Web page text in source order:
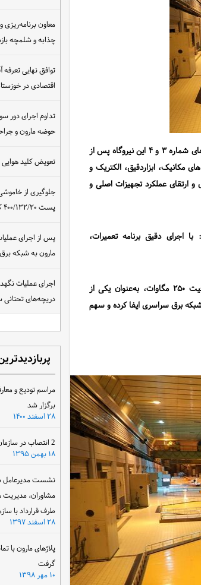
شماره۳ و۴ این نیروگاه پس از
ابزاردقیق، الکتریک و
و ارتقای عملکرد تجهیزات اصلی و
اجرای دقیق برنامه تعمیرات،
۲۵۰ مگاوات، به‌عنوان یکی از
برق سراسری ایفا کرده و سهم
معاون برنامه‌ریزی
چذابه و شلمچه
توافق نهایی
اقتصادی در
تداوم اجرای دور
حوضه مارون و
تعویض کلید
جلوگیری از
پست ۴۰۰/۱۳۲/۲۰ کیلوولت نیروگاه مسجدسلیمان
مارون به شبکه
اجرای عملیات
دریچه‌های تحتانی
مراسم تودیع و
برگزار شد
۲۸ اسفند ۱۴۰۰
2 انتصاب در سازمان آب و برق خوزستان
۱۸ بهمن ۱۳۹۵
نشست مدیرعامل
مشاوران،
طرف قرارداد با
۲۸ اسفند ۱۳۹۷
پلاژهای مارون با
گرفت
۱۰ مهر ۱۳۹۸